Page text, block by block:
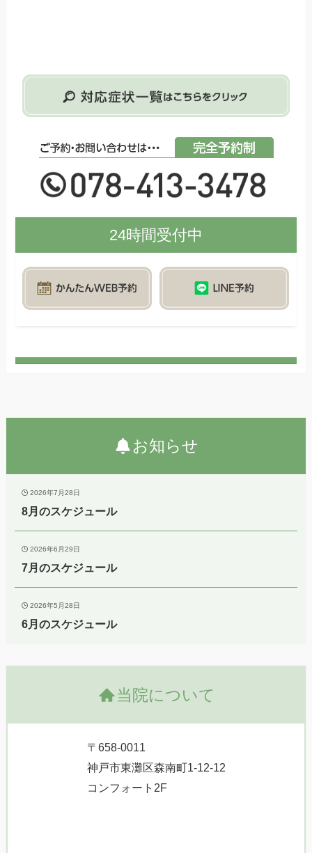
24時間受付中
お知らせ
2026年7月28日
8月のスケジュール
2026年6月29日
7月のスケジュール
2026年5月28日
6月のスケジュール
当院について
〒658-0011
神戸市東灘区森南町1-12-12
コンフォート2F